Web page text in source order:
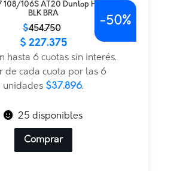
106S AT20 Dunlop H/T LT TL
BLK BRA
$454.750
$ 227.375
hasta 6 cuotas sin interés.
de cada cuota por las 6
unidades $37.896.
-50%
25 disponibles
Comprar